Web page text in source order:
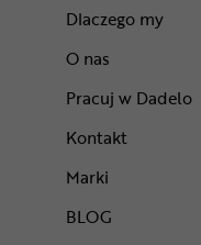
Dlaczego my
O nas
Pracuj w Dadelo
Kontakt
Marki
BLOG